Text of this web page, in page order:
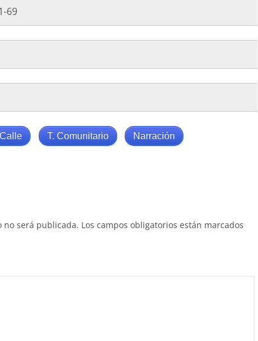
69
T. Comunitario Narración
no será publicada. Los campos obligatorios están marcados